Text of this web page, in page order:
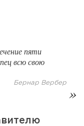
пяти
всю свою
Бернар Вербер